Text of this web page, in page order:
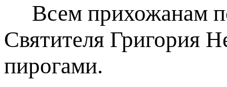
Всем прихожанам
Святителя Григория
пирогами.